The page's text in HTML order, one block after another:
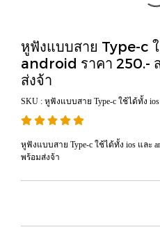
หูฟังแบบสาย Type-c
android ราคา 250.-
ส่งจ้า
SKU : หูฟังแบบสาย Type-c ใช้ได้ทั้ง ios
หูฟังแบบสาย Type-c ใช้ได้ทั้ง ios และ
พร้อมส่งจ้า